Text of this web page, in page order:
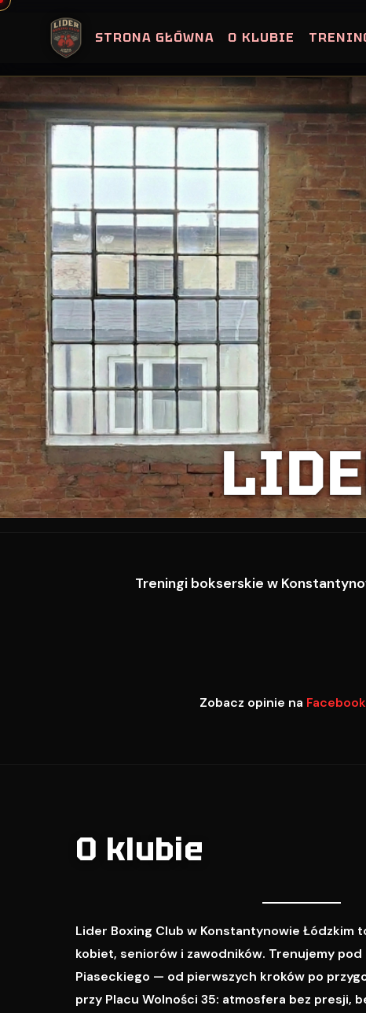
Skip
STRONA GŁÓWNA O KLUBIE
Treningi bokserskie w
Zobacz opinie na
O klubie
Lider Boxing Club w Konstantynowie Łódzkim
kobiet, seniorów i zawodników. Trenujemy
Piaseckiego — od pierwszych kroków po
przy Placu Wolności 35: atmosfera bez presji,